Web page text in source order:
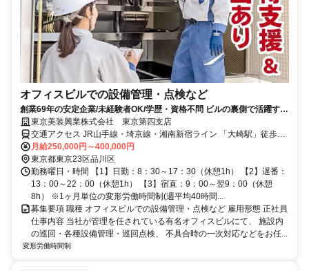
オフィスビルでの設備管理・点検など
創業69年の安定企業/未経験者OK/学歴・資格不問 ビルの裏側で活躍す
る、快適さを支えるお仕事です
東京美装興業株式会社 東京第四支店
交通アクセス JR山手線・埼京線・湘南新宿ライン 「大崎駅」徒歩7
分
月給250,000円～400,000円
東京都東京23区品川区
勤務曜日・時間 【1】日勤：8：30～17：30（休憩1h） 【2】遅番：
13：00～22：00（休憩1h） 【3】宿直：9：00～翌9：00（休憩
8h） ※1ヶ月単位の変形労働時間制(週平均40時間...
募集要項 職種 オフィスビルでの設備管理・点検など 雇用形態 正社員
仕事内容 当社が管理を任されている有名オフィスビルにて、 施設内
の巡回・各種設備管理・巡回点検、 不具合時の一次対応などをお任...
変形労働時間制